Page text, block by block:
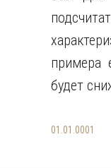
примера
будет
01.01.0001